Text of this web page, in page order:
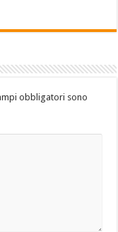
obbligatori sono